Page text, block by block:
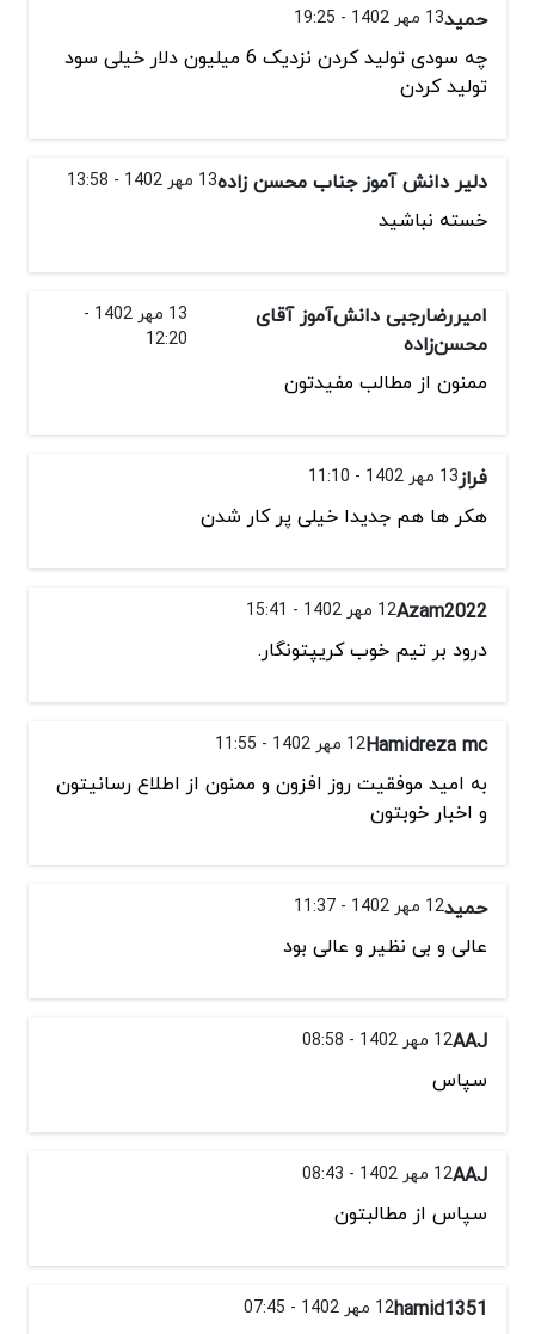
حمید13 مهر 1402 - 19:25
چه سودی تولید کردن نزدیک 6 میلیون دلار خیلی سود
تولید کردن
دلیر دانش آموز جناب محسن زاده13 مهر 1402 - 13:58
خسته نباشید
امیررضارجبی دانش‌آموز آقای
محسن‌زاده
13 مهر 1402 -
12:20
ممنون از مطالب مفیدتون
فراز13 مهر 1402 - 11:10
هکر ها هم جدیدا خیلی پر کار شدن
Azam202212 مهر 1402 - 15:41
درود بر تیم خوب کریپتونگار.
Hamidreza mc12 مهر 1402 - 11:55
به اميد موفقيت روز افزون و ممنون از اطلاع رسانيتون
و اخبار خوبتون
حمید12 مهر 1402 - 11:37
عالی و بی نظیر و عالی بود
AAJ12 مهر 1402 - 08:58
سپاس
AAJ12 مهر 1402 - 08:43
سپاس از مطالبتون
hamid135112 مهر 1402 - 07:45